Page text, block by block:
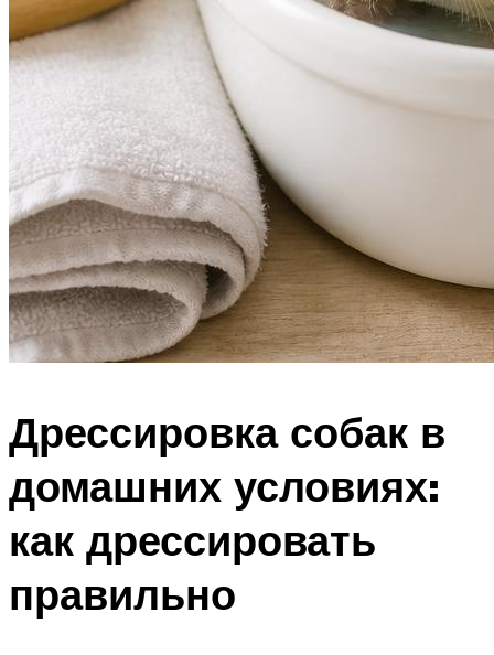
Дрессировка собак в
домашних условиях:
как дрессировать
правильно